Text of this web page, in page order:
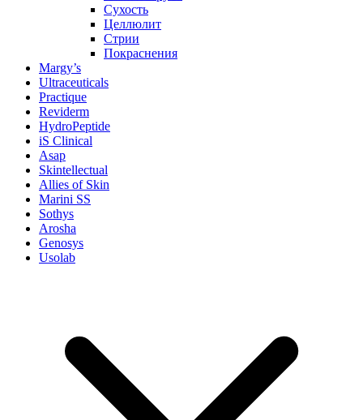
Сухость
Целлюлит
Стрии
Покраснения
Margy’s
Ultraceuticals
Practique
Reviderm
HydroPeptide
iS Clinical
Asap
Skintellectual
Allies of Skin
Marini SS
Sothys
Arosha
Genosys
Usolab